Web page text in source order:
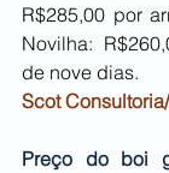
R$285,00 por
Novilha:
de nove dias.
Scot
Preço do boi